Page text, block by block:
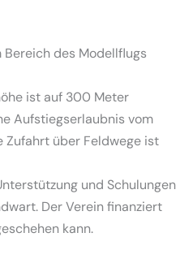
des Modellflugs
ist auf 300 Meter
Aufstiegserlaubnis vom
Zufahrt über Feldwege ist
und Schulungen
Der Verein finanziert
kann.